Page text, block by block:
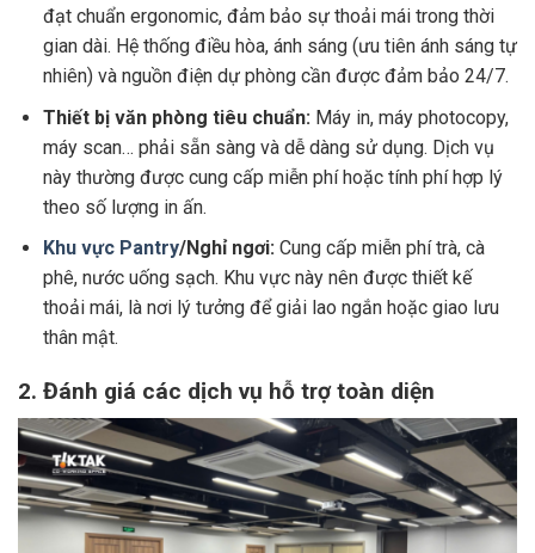
đạt chuẩn ergonomic, đảm bảo sự thoải mái trong thời
gian dài. Hệ thống điều hòa, ánh sáng (ưu tiên ánh sáng tự
nhiên) và nguồn điện dự phòng cần được đảm bảo 24/7.
Thiết bị văn phòng tiêu chuẩn: Máy in, máy photocopy,
máy scan… phải sẵn sàng và dễ dàng sử dụng. Dịch vụ
này thường được cung cấp miễn phí hoặc tính phí hợp lý
theo số lượng in ấn.
Khu vực Pantry/Nghỉ ngơi:Cung cấp miễn phí trà, cà
phê, nước uống sạch. Khu vực này nên được thiết kế
thoải mái, là nơi lý tưởng để giải lao ngắn hoặc giao lưu
thân mật.
2. Đánh giá các dịch vụ hỗ trợ toàn diện